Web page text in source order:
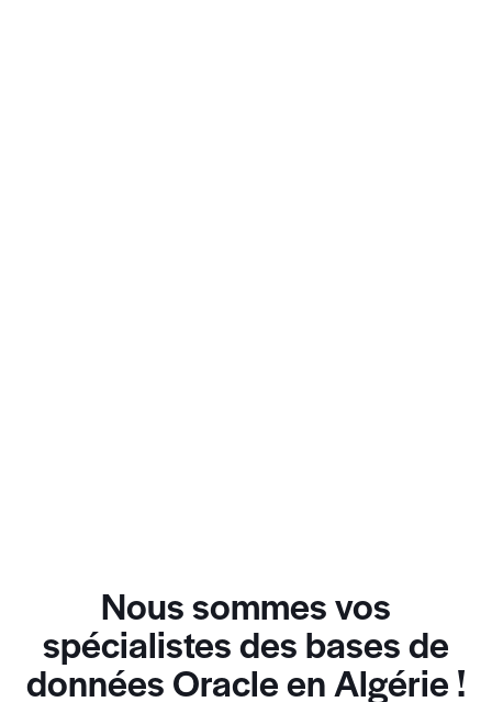
Nous sommes vos
spécialistes des bases de
données Oracle en Algérie !